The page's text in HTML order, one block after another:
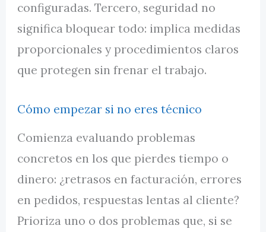
configuradas. Tercero, seguridad no
significa bloquear todo: implica medidas
proporcionales y procedimientos claros
que protegen sin frenar el trabajo.
Cómo empezar si no eres técnico
Comienza evaluando problemas
concretos en los que pierdes tiempo o
dinero: ¿retrasos en facturación, errores
en pedidos, respuestas lentas al cliente?
Prioriza uno o dos problemas que, si se